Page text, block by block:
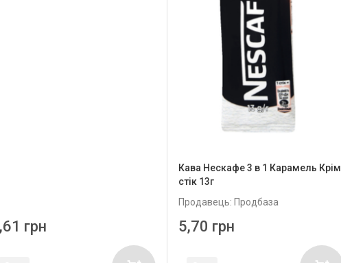
грн
Кава Нескафе 3 в 1 Карамель Крім
стік 13г
Продавець: Продбаза
5,70 грн